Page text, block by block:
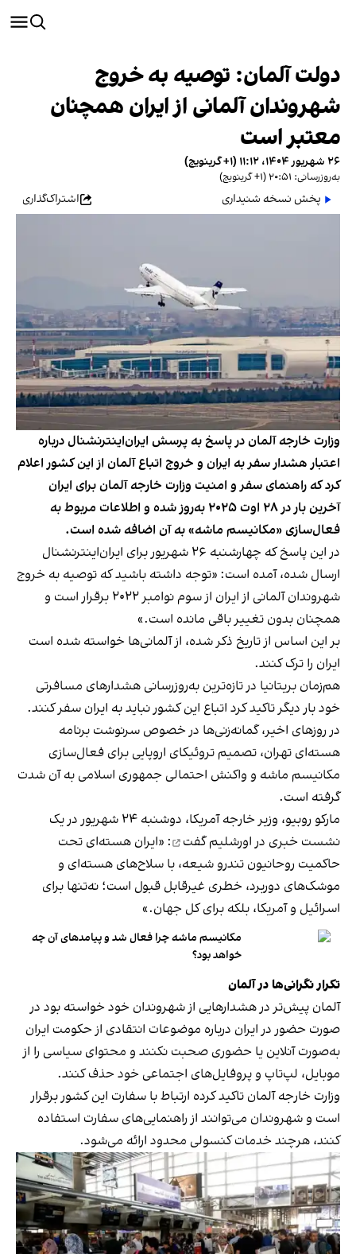
دولت آلمان: توصیه به خروج
شهروندان آلمانی از ایران همچنان
معتبر است
۲۶ شهریور ۱۴۰۴، ۱۱:۱۲ (‎+۱ گرینویچ)
به‌روزرسانی: ۲۰:۵۱ (‎+۱ گرینویچ)
پخش نسخه شنیداری اشتراک‌گذاری
وزارت خارجه آلمان در پاسخ به پرسش ایران‌اینترنشنال درباره
اعتبار هشدار سفر به ایران و خروج اتباع آلمان از این کشور اعلام
کرد که راهنمای سفر و امنیت وزارت خارجه آلمان برای ایران
آخرین بار در ۲۸ اوت ۲۰۲۵ به‌روز شده و اطلاعات مربوط به
فعال‌سازی «مکانیسم ماشه» به آن اضافه شده است.
در این پاسخ که چهارشنبه ۲۶ شهریور برای ایران‌اینترنشنال
ارسال شده، آمده است: «توجه داشته باشید که توصیه به خروج
شهروندان آلمانی از ایران از سوم نوامبر ۲۰۲۲ برقرار است و
همچنان بدون تغییر باقی مانده است.»
بر این اساس از تاریخ ذکر شده، از آلمانی‌ها خواسته شده است
ایران را ترک کنند.
هم‌زمان بریتانیا در تازه‌ترین به‌روزرسانی هشدارهای مسافرتی
خود بار دیگر تاکید کرد اتباع این کشور نباید به ایران سفر کنند.
در روزهای اخیر، گمانه‌زنی‌ها در خصوص سرنوشت برنامه
هسته‌ای تهران، تصمیم تروئیکای اروپایی برای فعال‌سازی
مکانیسم ماشه و واکنش احتمالی جمهوری اسلامی به آن شدت
گرفته است.
مارکو روبیو، وزیر خارجه آمریکا، دوشنبه ۲۴ شهریور در یک
نشست خبری در اورشلیمگفت
: «ایران هسته‌ای تحت
حاکمیت روحانیون تندرو شیعه، با سلاح‌های هسته‌ای و
موشک‌های دوربرد، خطری غیرقابل قبول است؛ نه‌تنها برای
اسرائیل و آمریکا، بلکه برای کل جهان.»
مکانیسم ماشه چرا فعال شد و پیامدهای آن چه
خواهد بود؟
تکرار نگرانی‌ها در آلمان
آلمان پیش‌تر در هشدارهایی از شهروندان خود خواسته بود در
صورت حضور در ایران درباره موضوعات انتقادی از حکومت ایران
به‌صورت آنلاین یا حضوری صحبت نکنند و محتوای سیاسی را از
موبایل، لپ‌تاپ و پروفایل‌های اجتماعی خود حذف کنند.
وزارت خارجه آلمان تاکید کرده ارتباط با سفارت این کشور برقرار
است و شهروندان می‌توانند از راهنمایی‌های سفارت استفاده
کنند، هرچند خدمات کنسولی محدود ارائه می‌شود.